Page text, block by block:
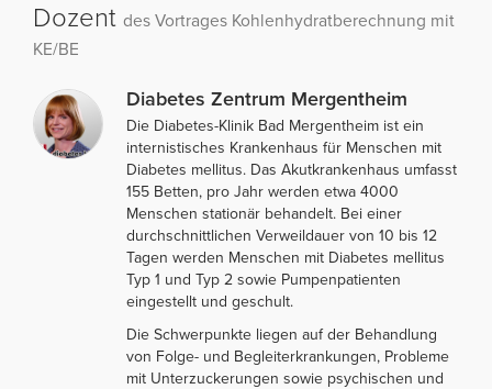
Dozent des Vortrages Kohlenhydratberechnung mit
KE/BE
Diabetes Zentrum Mergentheim
Die Diabetes-Klinik Bad Mergentheim ist ein
internistisches Krankenhaus für Menschen mit
Diabetes mellitus. Das Akutkrankenhaus umfasst
155 Betten, pro Jahr werden etwa 4000
Menschen stationär behandelt. Bei einer
durchschnittlichen Verweildauer von 10 bis 12
Tagen werden Menschen mit Diabetes mellitus
Typ 1 und Typ 2 sowie Pumpenpatienten
eingestellt und geschult.
Die Schwerpunkte liegen auf der Behandlung
von Folge- und Begleiterkrankungen, Probleme
mit Unterzuckerungen sowie psychischen und